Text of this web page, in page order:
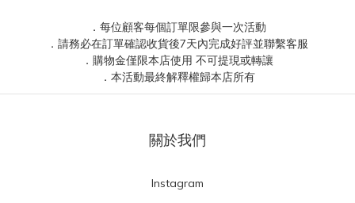
．每位顧客每個訂單限參與一次活動
．請務必在訂單確認收貨後7天內完成好評並聯繫客服
．購物金僅限本店使用 不可提現或轉讓
．本活動最終解釋權歸本店所有
關於我們
Instagram